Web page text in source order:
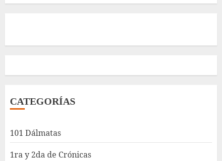
CATEGORÍAS
101 Dálmatas
1ra y 2da de Crónicas